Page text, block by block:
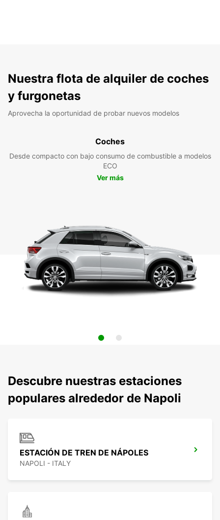
Nuestra flota de alquiler de coches
y furgonetas
Aprovecha la oportunidad de probar nuevos modelos
Coches
Desde compacto con bajo consumo de combustible a modelos
ECO
Ver más
Descubre nuestras estaciones
populares alrededor de Napoli
ESTACIÓN DE TREN DE NÁPOLES
NAPOLI - ITALY